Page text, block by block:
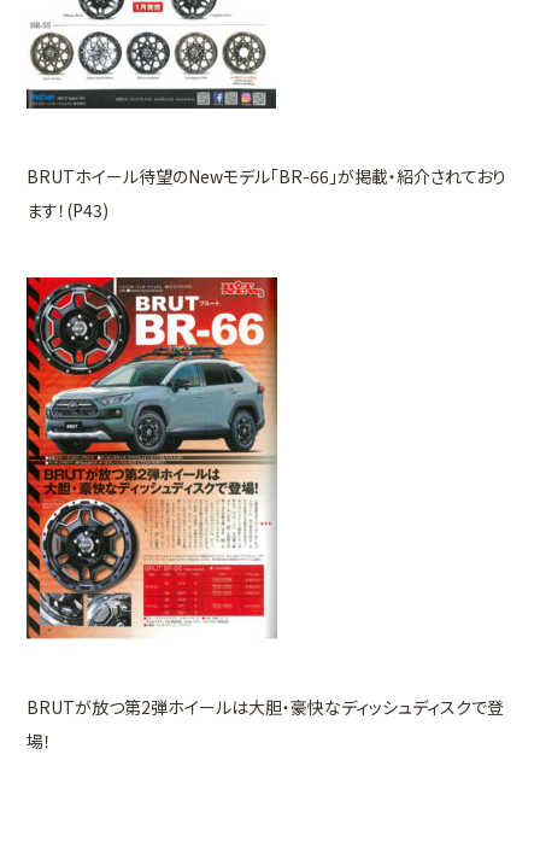
BRUTホイール待望のNewモデル「BR-66」が掲載・紹介されており
ます！(P43)
BRUTが放つ第2弾ホイールは大胆・豪快なディッシュディスクで登
場！